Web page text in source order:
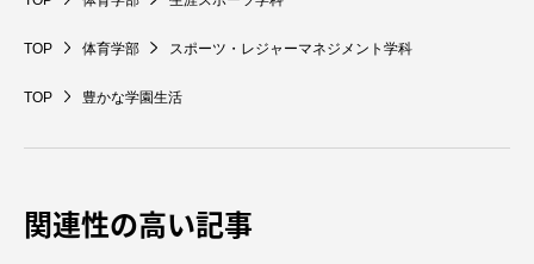
TOP 体育学部 スポーツ・レジャーマネジメント学科
TOP 豊かな学園生活
関連性の高い記事